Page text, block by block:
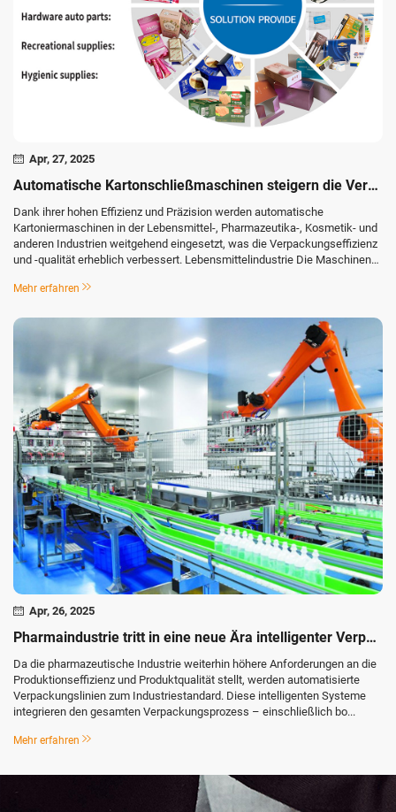
Apr, 27, 2025
Automatische Kartonschließmaschinen steigern die Verpackungseffizienz in allen Branchen
Dank ihrer hohen Effizienz und Präzision werden automatische
Kartoniermaschinen in der Lebensmittel-, Pharmazeutika-, Kosmetik- und
anderen Industrien weitgehend eingesetzt, was die Verpackungseffizienz
und -qualität erheblich verbessert. Lebensmittelindustrie Die Maschinen
Mehr erfahren
Apr, 26, 2025
Pharmaindustrie tritt in eine neue Ära intelligenter Verpackungen ein
Da die pharmazeutische Industrie weiterhin höhere Anforderungen an die
Produktionseffizienz und Produktqualität stellt, werden automatisierte
Verpackungslinien zum Industriestandard. Diese intelligenten Systeme
integrieren den gesamten Verpackungsprozess – einschließlich bo...
Mehr erfahren